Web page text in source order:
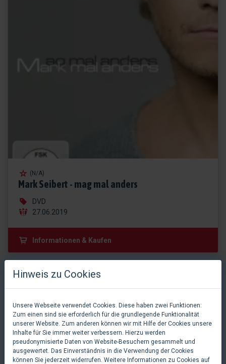
(N/A)
Mark Seibert - mag mal anders
DVD
27.06.2019
Informationen & Kaufen
Hinweis zu Cookies
Unsere Webseite verwendet Cookies. Diese haben zwei Funktionen:
Zum einen sind sie erforderlich für die grundlegende Funktionalität
unserer Website. Zum anderen können wir mit Hilfe der Cookies unsere
Inhalte für Sie immer weiter verbessern. Hierzu werden
pseudonymisierte Daten von Website-Besuchern gesammelt und
ausgewertet. Das Einverständnis in die Verwendung der Cookies
können Sie jederzeit widerrufen. Weitere Informationen zu Cookies auf